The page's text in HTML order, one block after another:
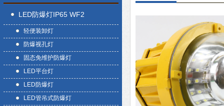
LED防爆灯IP65 WF2
轻便装卸灯
防爆视孔灯
固态免维护防爆灯
LED平台灯
LED防爆灯
LED管吊式防爆灯